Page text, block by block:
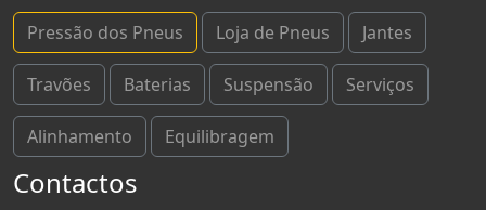
Pressão dos Pneus Loja de Pneus Jantes
Travões Baterias Suspensão Serviços
Alinhamento Equilibragem
Contactos